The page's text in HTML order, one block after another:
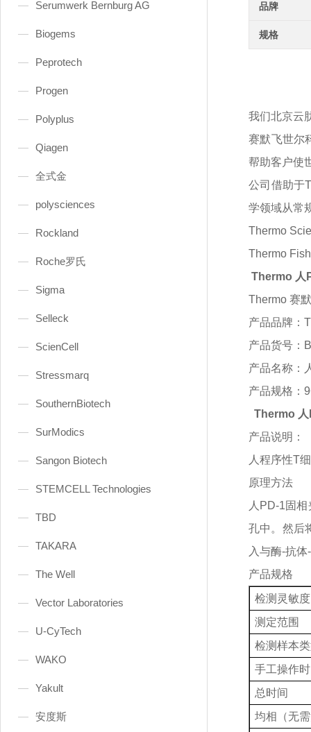
Serumwerk Bernburg AG
Biogems
Peprotech
Progen
Polyplus
Qiagen
全式金
polysciences
Rockland
Roche罗氏
Sigma
Selleck
ScienCell
Stressmarq
SouthernBiotech
SurModics
Sangon Biotech
STEMCELL Technologies
TBD
TAKARA
The Well
Vector Laboratories
U-CyTech
WAKO
Yakult
安度斯
品牌
规格
我们北京云
赛默飞世尔
帮助客户使
公司借助于
学领域从常
Thermo
Thermo
Thermo 人
Thermo 赛
产品品牌：
产品货号：
产品名称：
产品规格：
Thermo 人
产品说明：
人程序性T
原理方法
人 PD-1固
孔中。然后
入与酶-抗
产品规格
检测灵敏度
测定范围
检测样本
手工操作
总时间
均相（无